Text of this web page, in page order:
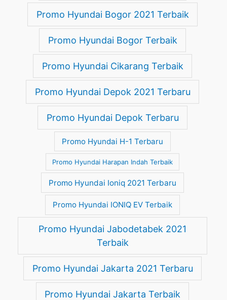
Promo Hyundai Bogor 2021 Terbaik
Promo Hyundai Bogor Terbaik
Promo Hyundai Cikarang Terbaik
Promo Hyundai Depok 2021 Terbaru
Promo Hyundai Depok Terbaru
Promo Hyundai H-1 Terbaru
Promo Hyundai Harapan Indah Terbaik
Promo Hyundai Ioniq 2021 Terbaru
Promo Hyundai IONIQ EV Terbaik
Promo Hyundai Jabodetabek 2021
Terbaik
Promo Hyundai Jakarta 2021 Terbaru
Promo Hyundai Jakarta Terbaik